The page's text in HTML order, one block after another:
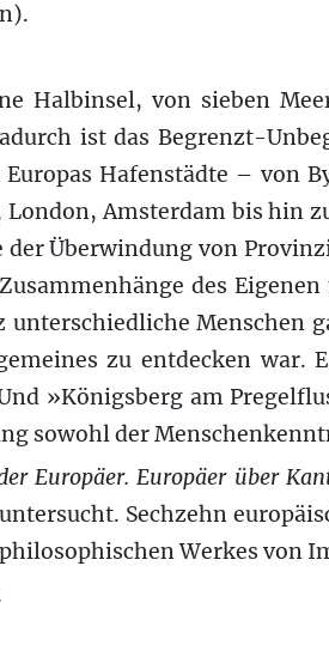
Halbinsel, von sieben
ist das Begrenzt-
Hafenstädte – von
Amsterdam bis hin
der Überwindung von
des
unterschiedliche Menschen
zu entdecken war.
»Königsberg am
sowohl der
Europäer. Europäer über
Sechzehn
Werkes von